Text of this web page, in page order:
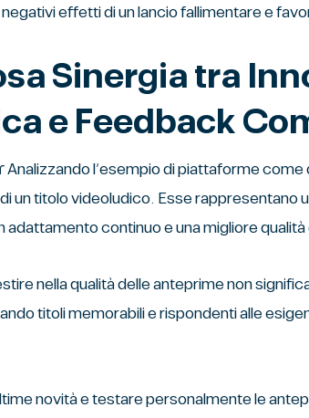
effetti di un lancio fallimentare e
Sinergia tra
e Feedback
un titolo videoludico. Esse rappresentano
continuo e una migliore qualità
nella qualità delle anteprime non
titoli memorabili e rispondenti alle